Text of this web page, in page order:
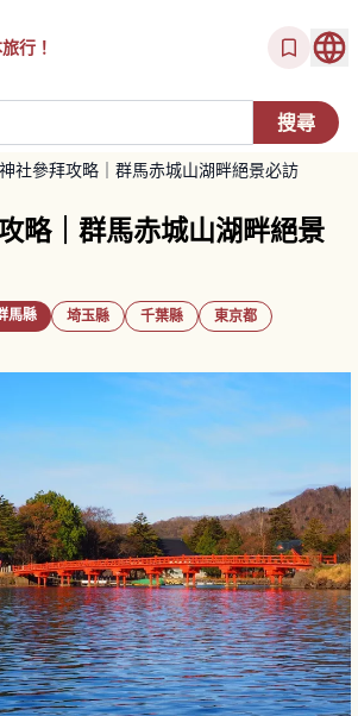
行！
社參拜攻略｜群馬赤城山湖畔絕景必訪
略｜群馬赤城山湖畔絕景
馬縣 埼玉縣 千葉縣
東京都